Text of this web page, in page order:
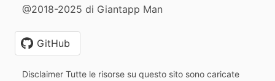
@2018-2025 di Giantapp Man
GitHub
Disclaimer Tutte le risorse su questo sito sono caricate